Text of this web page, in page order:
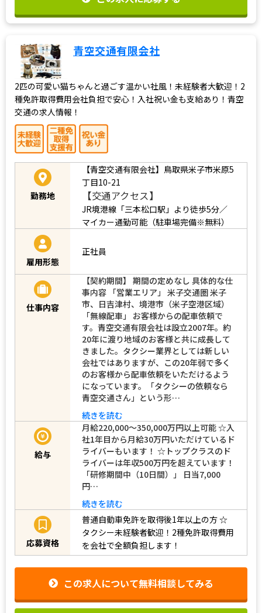
青空交通有限会社
2匹の可愛い猫ちゃんと過ごす温かい社風！未経験者大歓迎！2
種免許取得費用会社負担で安心！入社祝い金も支給あり！青空
交通の求人情報！
勤務地
【青空交通有限会社】鳥取県米子市米原5
丁目10-21
【交通アクセス】
JR境港線「三本松口駅」より徒歩5分／
マイカー通勤可能（駐車場完備※無料）
雇用形態
正社員
仕事内容
【契約期間】 期間の定めなし 具体的な仕
事内容 「営業エリア」 米子交通圏 米子
市、日吉津村、境港市（米子空港区域）
「無線配車」 お客様からの配車依頼で
す。青空交通有限会社は設立2007年。約
20年に渡り地域のお客様と共に成長して
きました。タクシー業界としては新しい
会社ではありますが、この20年弱で多く
のお客様から配車依頼をいただけるよう
になっています。「タクシーの依頼なら
青空交通さん」という形…
続きを読む
給与
月給220,000～350,000万円以上可能 ☆入
社1年目から月給30万円いただけているド
ライバーもいます！ ☆トップクラスのド
ライバーは年収500万円を超えています！
「研修期間中（10日間）」 日当7,000
円…
続きを読む
応募資格
普通自動車免許を取得後1年以上の方☆
タクシー未経験者歓迎！2種免許取得費用
を会社で全額負担します！
この求人について無料相談してみる